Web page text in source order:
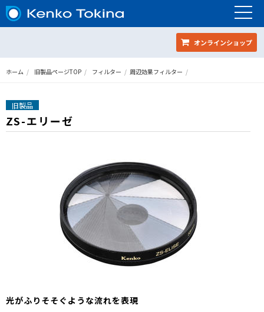
オンラインショップ
ホーム 旧製品ページTOP フィルター 周辺効果フィルター
旧製品
ZS-エリーゼ
光がふりそそぐような流れを表現